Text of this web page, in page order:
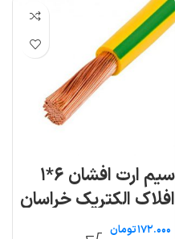
سیم ارت افشان ۶*۱
افلاک الکتریک خراسان
(متری)
تومان